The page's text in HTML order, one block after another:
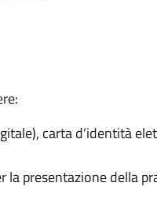
carta d’identità
presentazione della